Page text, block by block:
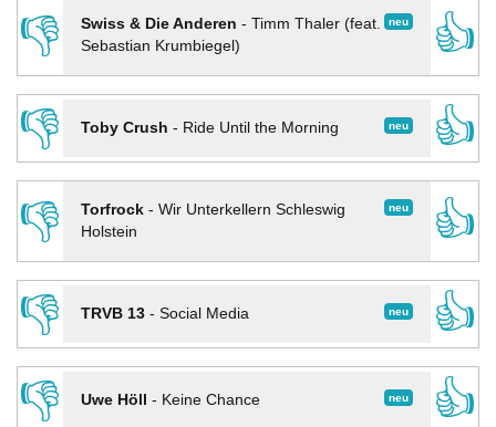
👎
neu
Swiss & Die Anderen - Timm Thaler (feat.
Sebastian Krumbiegel)
👍
👎
neu
Toby Crush - Ride Until the Morning
👍
👎
neu
Torfrock- Wir Unterkellern Schleswig
Holstein
👍
👎
neu
TRVB 13- Social Media
👍
👎
neu
Uwe Höll - Keine Chance
👍